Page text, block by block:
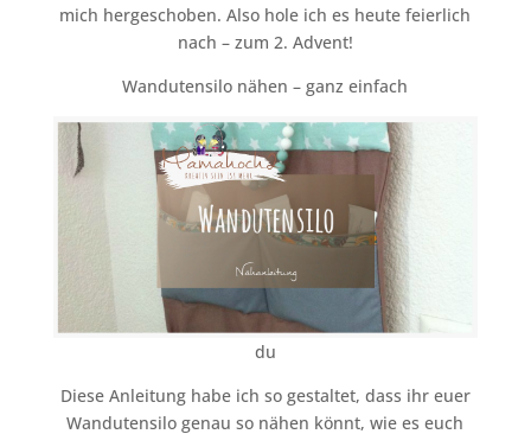
mich hergeschoben. Also hole ich es heute feierlich
nach – zum 2. Advent!
Wandutensilo nähen – ganz einfach
du
Diese Anleitung habe ich so gestaltet, dass ihr euer
Wandutensilo genau so nähen könnt, wie es euch